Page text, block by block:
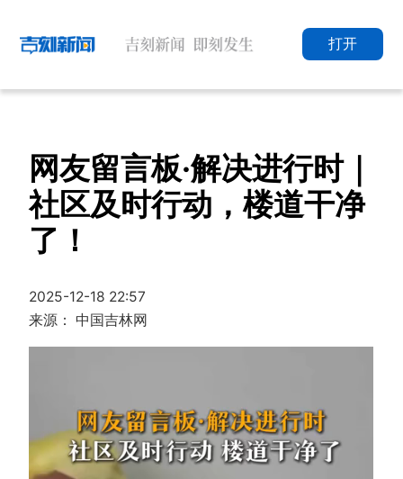
打开
网友留言板·解决进行时｜
社区及时行动，楼道干净
了！
2025-12-18 22:57
来源： 中国吉林网